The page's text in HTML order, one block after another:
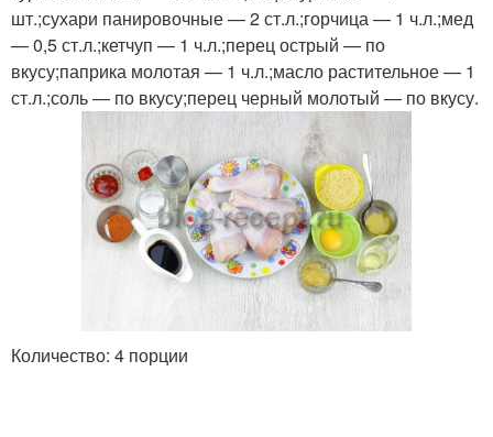
шт.;сухари панировочные — 2 ст.л.;горчица — 1 ч.л.;мед
— 0,5 ст.л.;кетчуп — 1 ч.л.;перец острый — по
вкусу;паприка молотая — 1 ч.л.;масло растительное — 1
ст.л.;соль — по вкусу;перец черный молотый — по вкусу.
Количество: 4 порции